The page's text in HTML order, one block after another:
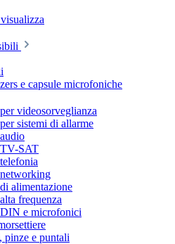
e capsule microfoniche
videosorveglianza
sistemi di allarme
SAT
alimentazione
frequenza
e microfonici
e puntali